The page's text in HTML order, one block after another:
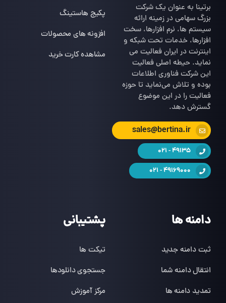
برتینا به عنوان یک شرکت
بزرگ سهامی در زمینه ارائه
سیستم ها، نرم افزارها، سخت
افزارها، خدمات تحت شبکه و
اینترنت در ایران فعالیت می
نماید. حیطه اصلی فعالیت
این شرکت فناوری اطلاعات
بوده و تلاش می‌نماید تا حوزه
فعالیت را در این موضوع
گسترش دهد.
sales@bertina.ir
49135 - 021
49169000 - 021
پکیج هاستینگ
افزونه های محصولات
مشاهده کارت خرید
دامنه ها
ثبت دامنه جدید
انتقال دامنه شما
تمدید دامنه ها
پشتیبانی
تیکت ها
جستجوی دانلودها
مرکز آموزش